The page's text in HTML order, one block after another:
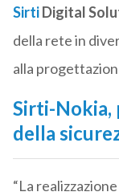
SirtiDigital
della rete in
alla
Sirti-Nokia,
della
“La